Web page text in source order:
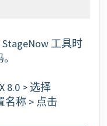
工具时
8.0 > 选择
名称 > 点击